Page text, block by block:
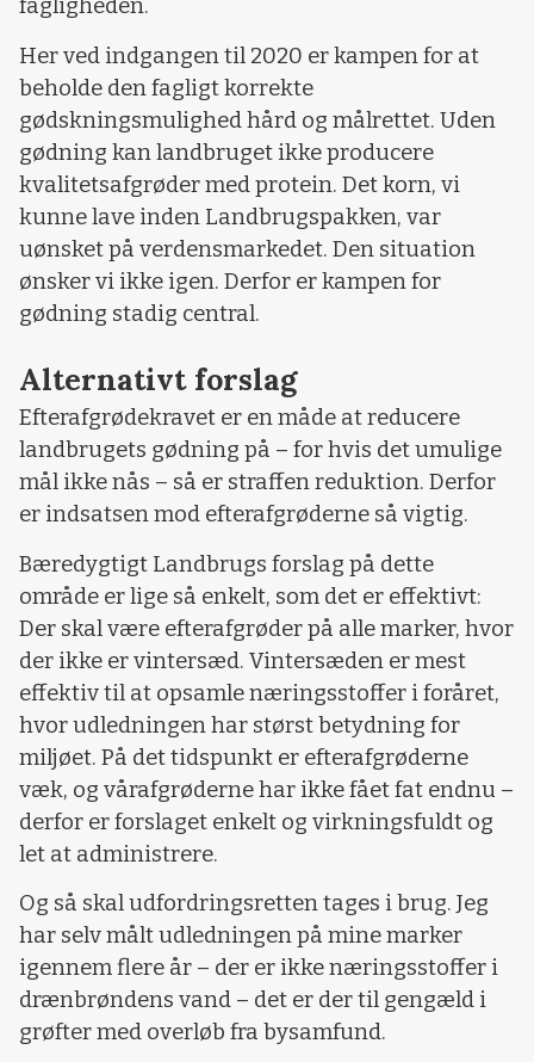
fagligheden.
Her ved indgangen til 2020 er kampen for at
beholde den fagligt korrekte
gødskningsmulighed hård og målrettet. Uden
gødning kan landbruget ikke producere
kvalitetsafgrøder med protein. Det korn, vi
kunne lave inden Landbrugspakken, var
uønsket på verdensmarkedet. Den situation
ønsker vi ikke igen. Derfor er kampen for
gødning stadig central.
Alternativt forslag
Efterafgrødekravet er en måde at reducere
landbrugets gødning på – for hvis det umulige
mål ikke nås – så er straffen reduktion. Derfor
er indsatsen mod efterafgrøderne så vigtig.
Bæredygtigt Landbrugs forslag på dette
område er lige så enkelt, som det er effektivt:
Der skal være efterafgrøder på alle marker, hvor
der ikke er vintersæd. Vintersæden er mest
effektiv til at opsamle næringsstoffer i foråret,
hvor udledningen har størst betydning for
miljøet. På det tidspunkt er efterafgrøderne
væk, og vårafgrøderne har ikke fået fat endnu –
derfor er forslaget enkelt og virkningsfuldt og
let at administrere.
Og så skal udfordringsretten tages i brug. Jeg
har selv målt udledningen på mine marker
igennem flere år – der er ikke næringsstoffer i
drænbrøndens vand – det er der til gengæld i
grøfter med overløb fra bysamfund.